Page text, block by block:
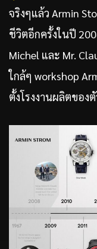
จริงๆแล้ว Armin
ชีวิตอีกครั้งในปี
Michel และ Mr.
ใกล้ๆ workshop
ตั้งโรงงานผลิตของ